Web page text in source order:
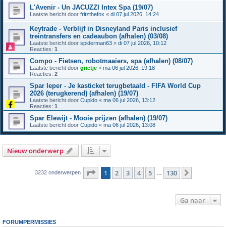
L'Avenir - Un JACUZZI Intex Spa (19/07)
Laatste bericht door fritzthefox « di 07 jul 2026, 14:24
Keytrade - Verblijf in Disneyland Paris inclusief
treintransfers en cadeaubon (afhalen) (03/08)
Laatste bericht door spiderman63 « di 07 jul 2026, 10:12
Reacties: 1
Compo - Fietsen, robotmaaiers, spa (afhalen) (08/07)
Laatste bericht door grietje « ma 06 jul 2026, 19:18
Reacties: 2
Spar Ieper - Je kasticket terugbetaald - FIFA World Cup
2026 (terugkerend) (afhalen) (19/07)
Laatste bericht door Cupido « ma 06 jul 2026, 13:12
Reacties: 1
Spar Elewijt - Mooie prijzen (afhalen) (19/07)
Laatste bericht door Cupido « ma 06 jul 2026, 13:08
Nieuw onderwerp
3232 onderwerpen Pagina van 130
1 2 3 4 5 130
Ga naar
FORUMPERMISSIES